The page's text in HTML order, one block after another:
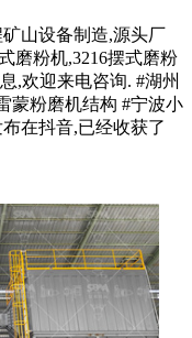
山设备制造,源头厂
磨粉机,3216摆式磨粉
,欢迎来电咨询. #湖州
蒙粉磨机结构 #宁波小
在抖音,已经收获了